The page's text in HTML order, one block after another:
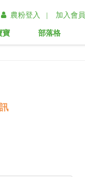
農粉登入 | 加入會員
寶 部落格